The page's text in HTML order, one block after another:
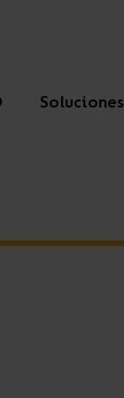
Soluciones